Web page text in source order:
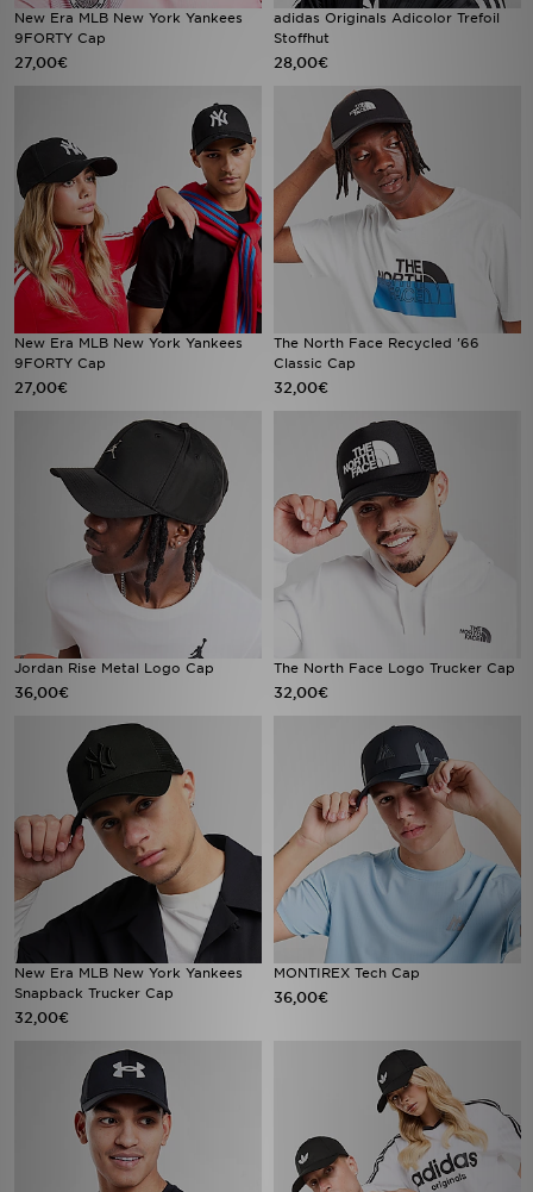
New Era MLB New York Yankees
9FORTY Cap
27,00€
adidas Originals Adicolor Trefoil
Stoffhut
28,00€
New Era MLB New York Yankees
9FORTY Cap
27,00€
The North Face Recycled '66
Classic Cap
32,00€
Jordan Rise Metal Logo Cap
36,00€
The North Face Logo Trucker Cap
32,00€
New Era MLB New York Yankees
Snapback Trucker Cap
32,00€
MONTIREX Tech Cap
36,00€